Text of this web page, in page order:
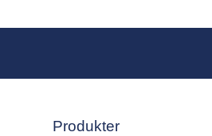
Produkter